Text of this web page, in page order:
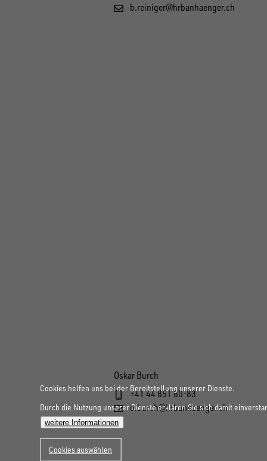
b.reiniger@hrbanhaenger.ch
Oskar Burch
+41 44 851 80-83
o.burch@hrbanhaenger.ch
Cookies helfen uns bei der Bereitstellung unserer Dienste.
Durch die Nutzung unserer Dienste erklären Sie sich damit
weitere Informationen
Cookies auswählen